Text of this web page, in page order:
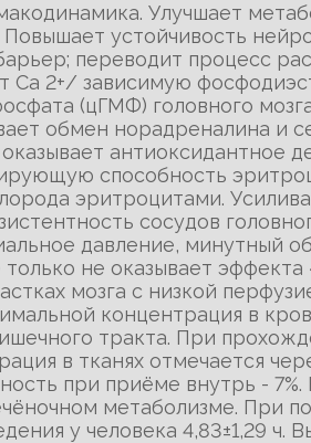
Улучшает
устойчивость
переводит процесс
Са 2+/ зависимую
(цГМФ) головного
обмен норадреналина и
способность
эритроцитами.
сосудов
давление, минутный
не оказывает
мозга с низкой
концентрация в
тракта. При
в тканях отмечается
при приёме внутрь -
метаболизме. При
у человека 4,83±1,29